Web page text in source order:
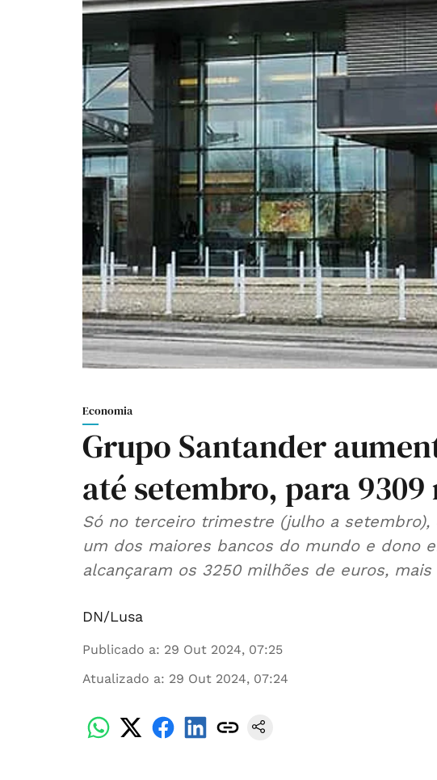
Economia
Grupo Santander
até setembro, para
Só no terceiro trimestre (julho a setembro),
um dos maiores bancos do mundo e dono
alcançaram os 3250 milhões de euros, mais
DN/Lusa
Publicado a: 29 Out 2024, 07:25
Atualizado a: 29 Out 2024, 07:24